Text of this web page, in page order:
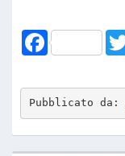
Facebook
Pubblicato da: